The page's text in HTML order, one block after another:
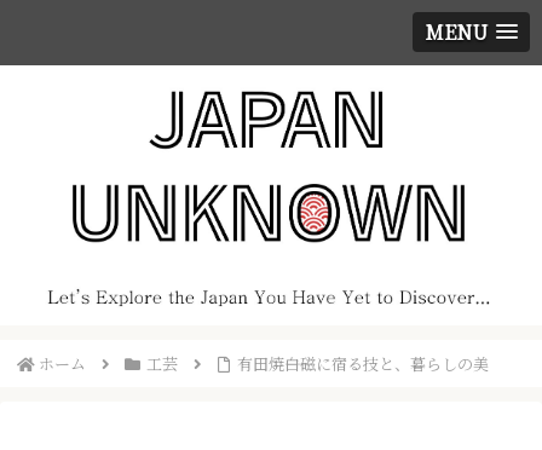
MENU
ホーム 工芸 有田焼――白磁に宿る技と、暮らしの美